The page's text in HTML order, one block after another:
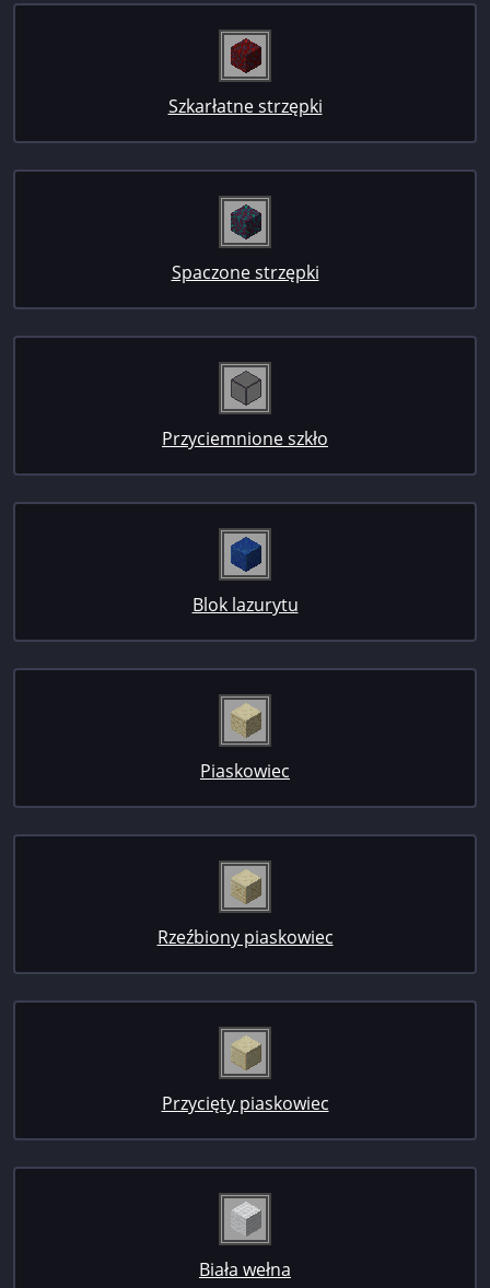
Szkarłatne strzępki
Spaczone strzępki
Przyciemnione szkło
Blok lazurytu
Piaskowiec
Rzeźbiony piaskowiec
Przycięty piaskowiec
Biała wełna